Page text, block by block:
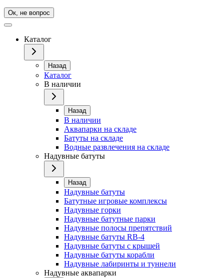
Ок, не вопрос
Каталог
Назад
Каталог
В наличии
Назад
В наличии
Аквапарки на складе
Батуты на складе
Водные развлечения на складе
Надувные батуты
Назад
Надувные батуты
Батутные игровые комплексы
Надувные горки
Надувные батутные парки
Надувные полосы препятствий
Надувные батуты RB-4
Надувные батуты с крышей
Надувные батуты корабли
Надувные лабиринты и туннели
Надувные аквапарки